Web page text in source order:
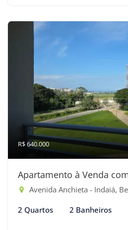
R$ 640.000
Apartamento à Venda
Avenida Anchieta - Indaiá,
2 Quartos 2 Banheiros